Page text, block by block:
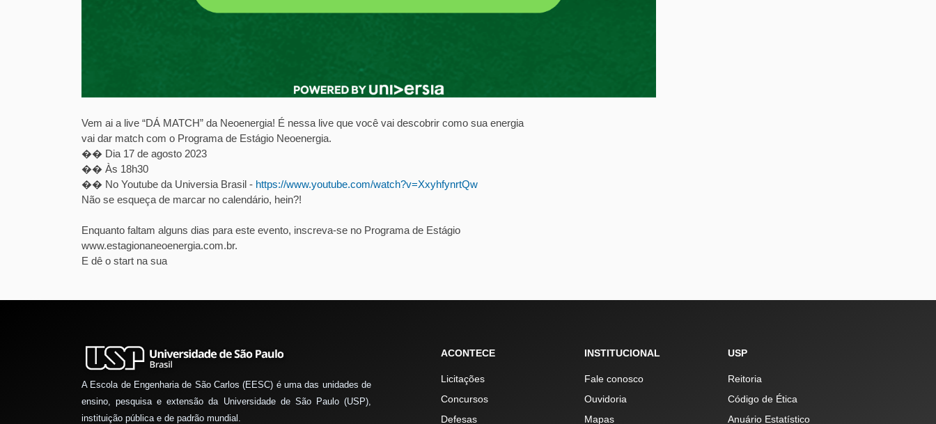
Vem ai a live “DÁ MATCH” da Neoenergia! É nessa live que você vai descobrir como sua energia
vai dar match com o Programa de Estágio Neoenergia.
�� Dia 17 de agosto 2023
�� Às 18h30
�� No Youtube da Universia Brasil - https://www.youtube.com/watch?v=XxyhfynrtQw
Não se esqueça de marcar no calendário, hein?!
Enquanto faltam alguns dias para este evento, inscreva-se no Programa de Estágio
www.estagionaneoenergia.com.br.
E dê o start na sua
A Escola de Engenharia de São Carlos (EESC) é uma das unidades de
ensino, pesquisa e extensão da Universidade de São Paulo (USP),
instituição pública e de padrão mundial.
ACONTECE
Licitações
Concursos
Defesas
INSTITUCIONAL
Fale conosco
Ouvidoria
Mapas
USP
Reitoria
Código de Ética
Anuário Estatístico